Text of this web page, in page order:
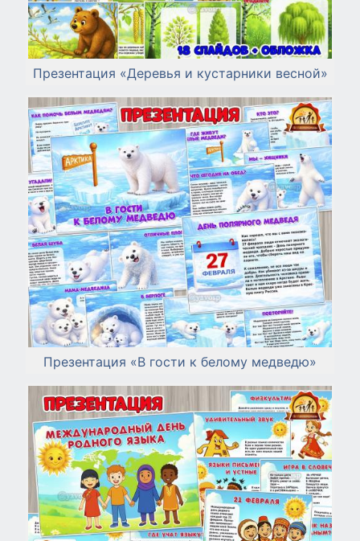
Презентация «Деревья и кустарники весной»
Презентация «В гости к белому медведю»